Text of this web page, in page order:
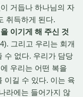
거듭나 하나님의 자
취득하게 된다.
이기게 해 주신 것
그리고 우리는 회개
수 없다. 우리가 담당
우리는 어떤 복을
이길 수 있다. 이는 육
라에는 들어가지 않